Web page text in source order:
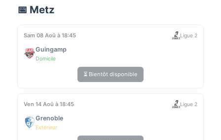
📅 Metz
Sam 08 Aoû à 18:45 Ligue 2
Guingamp
Domicile
⏳ Bientôt disponible
Ven 14 Aoû à 18:45 Ligue 2
Grenoble
Extérieur